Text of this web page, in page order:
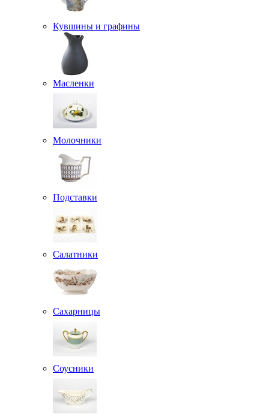
Кувшины и графины
Масленки
Молочники
Подставки
Салатники
Сахарницы
Соусники